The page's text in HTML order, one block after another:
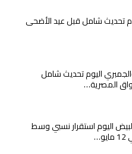
تحديث شامل قبل عيد الأضحى
اليوم تحديث شامل
المصرية…
اليوم استقرار نسبي وسط